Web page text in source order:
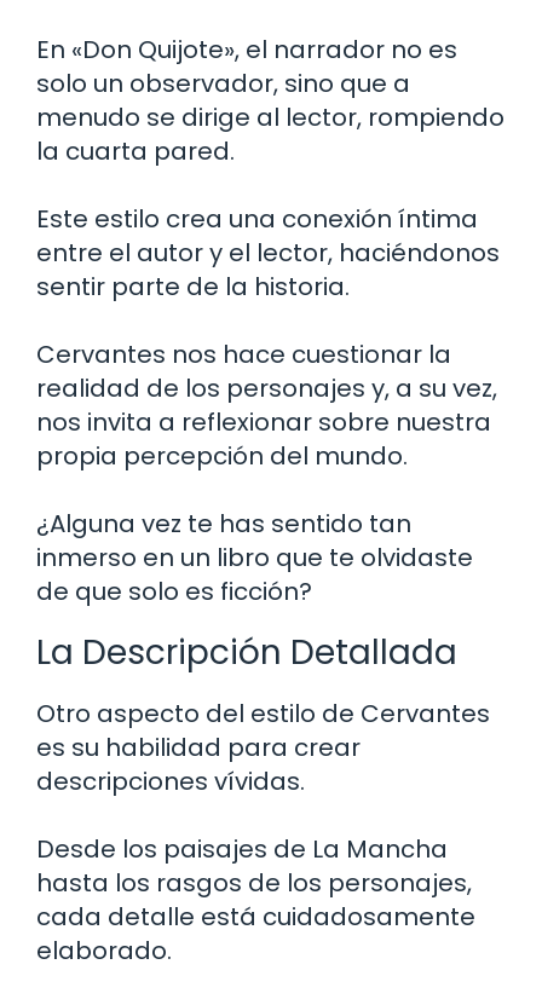
En «Don Quijote», el narrador no es
solo un observador, sino que a
menudo se dirige al lector, rompiendo
la cuarta pared.
Este estilo crea una conexión íntima
entre el autor y el lector, haciéndonos
sentir parte de la historia.
Cervantes nos hace cuestionar la
realidad de los personajes y, a su vez,
nos invita a reflexionar sobre nuestra
propia percepción del mundo.
¿Alguna vez te has sentido tan
inmerso en un libro que te olvidaste
de que solo es ficción?
La Descripción Detallada
Otro aspecto del estilo de Cervantes
es su habilidad para crear
descripciones vívidas.
Desde los paisajes de La Mancha
hasta los rasgos de los personajes,
cada detalle está cuidadosamente
elaborado.